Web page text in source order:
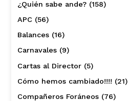
¿Quién sabe ande?(158)
APC(56)
Balances(16)
Carnavales(9)
Cartas al Director(5)
Cómo hemos cambiado!!!! (21)
Compañeros Foráneos(76)